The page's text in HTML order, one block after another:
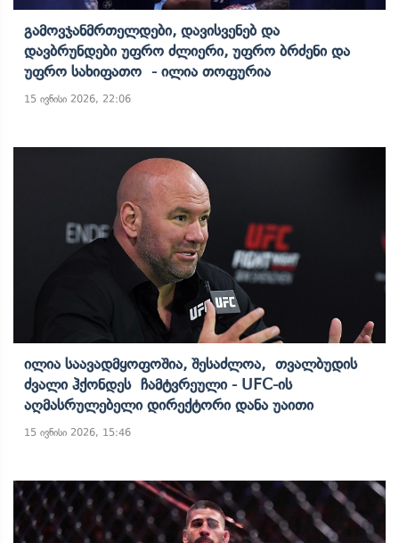
Გამოვჯანმრთელდები, Დავისვენებ Და
Დავბრუნდები Უფრო Ძლიერი, Უფრო Ბრძენი Და
Უფრო Სახიფათო - Ილია Თოფურია
15 ივნისი 2026, 22:06
Ილია Საავადმყოფოშია, Შესაძლოა, Თვალბუდის
Ძვალი Ჰქონდეს Ჩამტვრეული - UFC-Ის
Აღმასრულებელი Დირექტორი Დანა Უაითი
15 ივნისი 2026, 15:46